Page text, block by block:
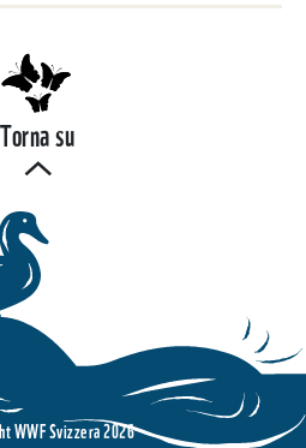
Torna su
WWF Svizzera 2026